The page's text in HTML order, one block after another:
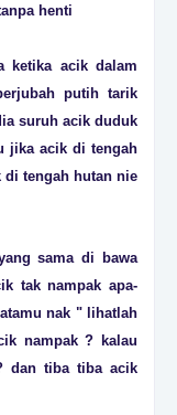
henti
ketika acik dalam
putih tarik
suruh acik duduk
jika acik di tengah
di tengah hutan nie
sama di bawa
tak nampak apa-
nak " lihatlah
nampak ? kalau
dan tiba tiba acik